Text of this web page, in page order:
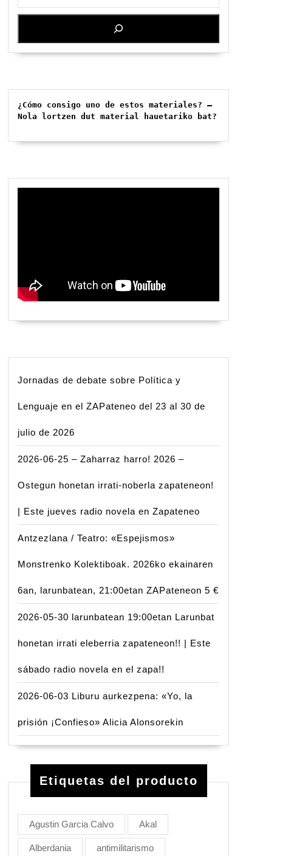
¿Cómo consigo uno de estos materiales? –
Nola lortzen dut material hauetariko bat?
Jornadas de debate sobre Política y
Lenguaje en el ZAPateneo del 23 al 30 de
julio de 2026
2026-06-25 – Zaharraz harro! 2026 –
Ostegun honetan irrati-noberla zapateneon!
| Este jueves radio novela en Zapateneo
Antzezlana / Teatro: «Espejismos»
Monstrenko Kolektiboak. 2026ko ekainaren
6an, larunbatean, 21:00etan ZAPateneon 5 €
2026-05-30 larunbatean 19:00etan Larunbat
honetan irrati eleberria zapateneon!! | Este
sábado radio novela en el zapa!!
2026-06-03 Liburu aurkezpena: «Yo, la
prisión ¡Confieso» Alicia Alonsorekin
Etiquetas del producto
Agustin Garcia Calvo Akal
Alberdania antimilitarismo